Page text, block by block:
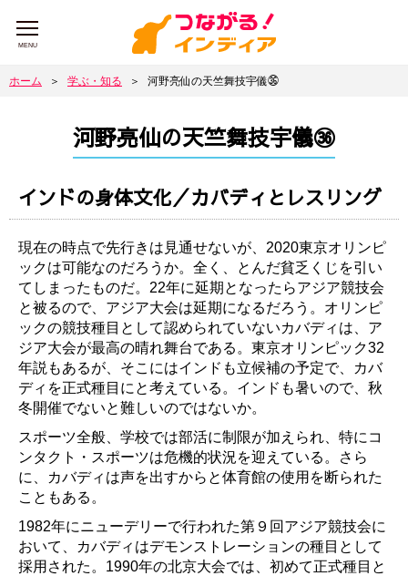
MENU
ホーム ＞ 学ぶ・知る ＞ 河野亮仙の天竺舞技宇儀㊱
河野亮仙の天竺舞技宇儀㊱
インドの身体文化／カバディとレスリング
現在の時点で先行きは見通せないが、2020東京オリンピ
ックは可能なのだろうか。全く、とんだ貧乏くじを引い
てしまったものだ。22年に延期となったらアジア競技会
と被るので、アジア大会は延期になるだろう。オリンピ
ックの競技種目として認められていないカバディは、ア
ジア大会が最高の晴れ舞台である。東京オリンピック32
年説もあるが、そこにはインドも立候補の予定で、カバ
ディを正式種目にと考えている。インドも暑いので、秋
冬開催でないと難しいのではないか。
スポーツ全般、学校では部活に制限が加えられ、特にコ
ンタクト・スポーツは危機的状況を迎えている。さら
に、カバディは声を出すからと体育館の使用を断られた
こともある。
1982年にニューデリーで行われた第９回アジア競技会に
おいて、カバディはデモンストレーションの種目として
採用された。1990年の北京大会では、初めて正式種目と